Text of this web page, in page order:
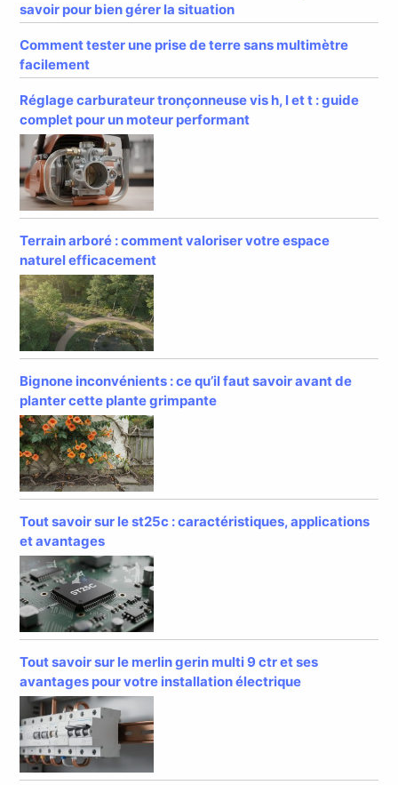
savoir pour bien gérer la situation
Comment tester une prise de terre sans multimètre
facilement
Réglage carburateur tronçonneuse vis h, l et t : guide
complet pour un moteur performant
Terrain arboré : comment valoriser votre espace
naturel efficacement
Bignone inconvénients : ce qu’il faut savoir avant de
planter cette plante grimpante
Tout savoir sur le st25c : caractéristiques, applications
et avantages
Tout savoir sur le merlin gerin multi 9 ctr et ses
avantages pour votre installation électrique